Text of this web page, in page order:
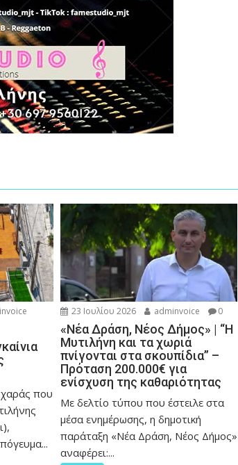
χαράς που
23 Ιουλίου 2026 adminvoice 0
«Νέα Δράση, Νέος Δήμος» | “Η
Μυτιλήνη και τα χωριά
πνίγονται στα σκουπίδια” –
Πρόταση 200.000€ για
ενίσχυση της καθαριότητας
Με δελτίο τύπου που έστειλε στα
μέσα ενημέρωσης, η δημοτική
παράταξη «Νέα Δράση, Νέος Δήμος»
αναφέρει:...